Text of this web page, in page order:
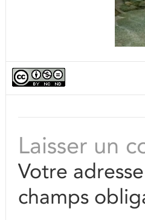
Laisser un
Votre
champs